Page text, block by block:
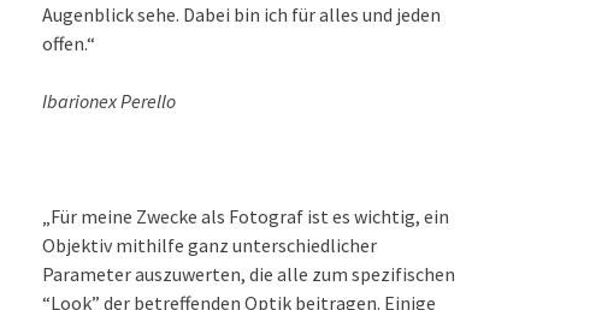
Augenblick sehe. Dabei bin ich für alles und jeden
offen.“
Ibarionex Perello
„Für meine Zwecke als Fotograf ist es wichtig, ein
Objektiv mithilfe ganz unterschiedlicher
Parameter auszuwerten, die alle zum spezifischen
“Look” der betreffenden Optik beitragen. Einige